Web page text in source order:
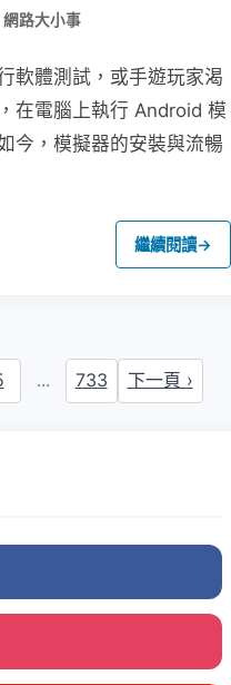
網路大小事
軟體測試，或手遊玩家渴
在電腦上執行 Android 模
今，模擬器的安裝與流暢
繼續閱讀→
... 733 下一頁 ›